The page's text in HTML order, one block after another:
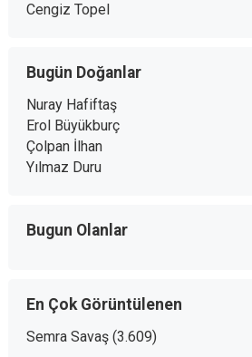
Cengiz Topel
Bugün Doğanlar
Nuray Hafiftaş
Erol Büyükburç
Çolpan İlhan
Yılmaz Duru
Bugun Olanlar
En Çok Görüntülenen
Semra Savaş (3.609)